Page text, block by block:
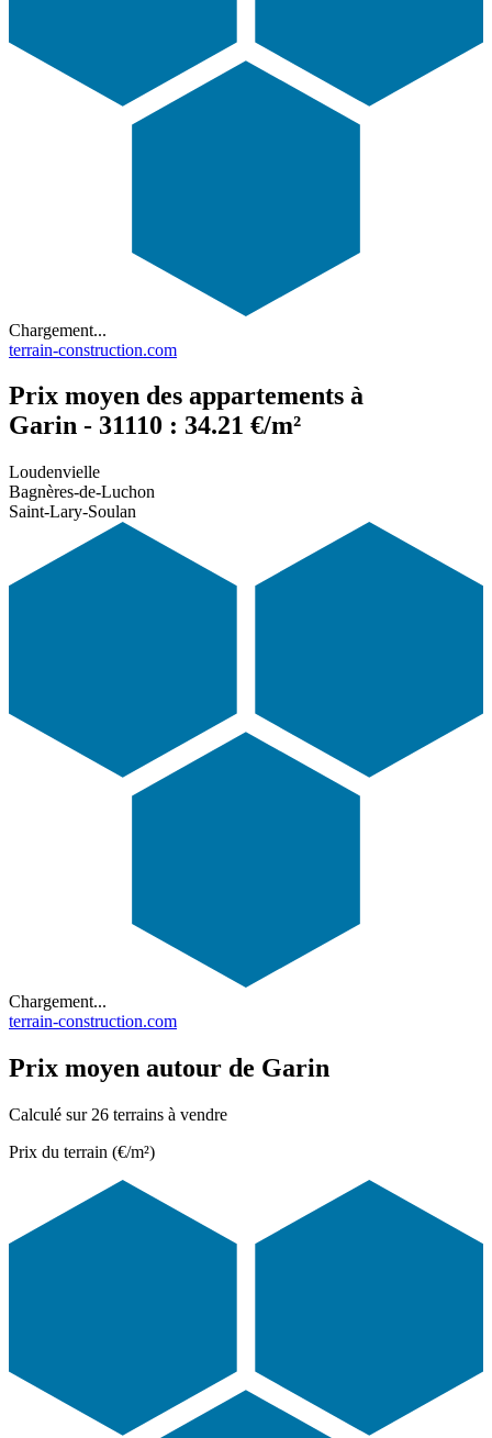
Chargement...
terrain-construction.com
Prix moyen des appartements à
Garin - 31110 : 34.21 €/m²
Loudenvielle
Bagnères-de-Luchon
Saint-Lary-Soulan
Chargement...
terrain-construction.com
Prix moyen autour de Garin
Calculé sur 26 terrains à vendre
Prix du terrain (€/m²)